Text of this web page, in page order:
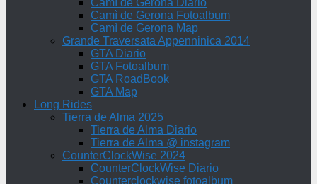
Camì de Gerona Diario
Camì de Gerona Fotoalbum
Camì de Gerona Map
Grande Traversata Appenninica 2014
GTA Diario
GTA Fotoalbum
GTA RoadBook
GTA Map
Long Rides
Tierra de Alma 2025
Tierra de Alma Diario
Tierra de Alma @ instagram
CounterClockWise 2024
CounterClockWise Diario
Counterclockwise fotoalbum